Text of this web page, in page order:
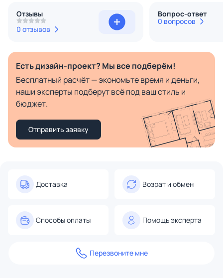
Отзывы
0 отзывов
Вопрос-ответ
0 вопросов
Есть дизайн-проект? Мы все подберём!
Бесплатный расчёт — экономьте время и деньги,
наши эксперты подберут всё под ваш стиль и
бюджет.
Отправить заявку
Доставка Возрат и обмен
Способы оплаты Помощь эксперта
Перезвоните мне